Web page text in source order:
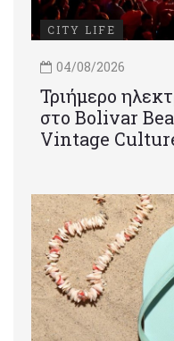
CITY LIFE
04/08/2026
Τριήμερο
στο Bolivar
Vintage